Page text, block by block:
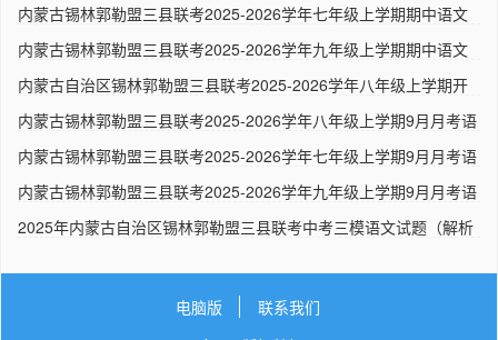
内蒙古锡林郭勒盟三县联考2025-2026学年七年级上学期期中语文
内蒙古锡林郭勒盟三县联考2025-2026学年九年级上学期期中语文
内蒙古自治区锡林郭勒盟三县联考2025-2026学年八年级上学期开
内蒙古锡林郭勒盟三县联考2025-2026学年八年级上学期9月月考语
内蒙古锡林郭勒盟三县联考2025-2026学年七年级上学期9月月考语
内蒙古锡林郭勒盟三县联考2025-2026学年九年级上学期9月月考语
2025年内蒙古自治区锡林郭勒盟三县联考中考三模语文试题（解析
电脑版 联系我们